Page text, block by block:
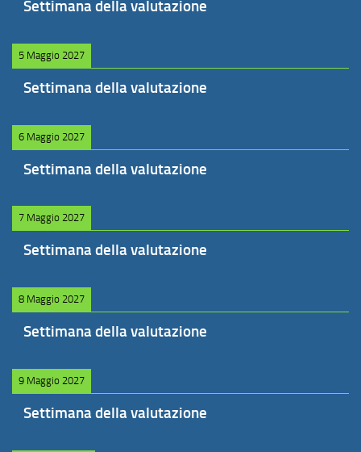
Settimana della valutazione
5 Maggio 2027
Settimana della valutazione
6 Maggio 2027
Settimana della valutazione
7 Maggio 2027
Settimana della valutazione
8 Maggio 2027
Settimana della valutazione
9 Maggio 2027
Settimana della valutazione